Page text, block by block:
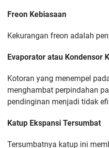
Freon Kebiasaan
Kekurangan freon adalah
Evaporator atau Kondensor
Kotoran yang menempel
menghambat perpindahan
pendinginan menjadi tidak
Katup Ekspansi Tersumbat
Tersumbatnya katup ini